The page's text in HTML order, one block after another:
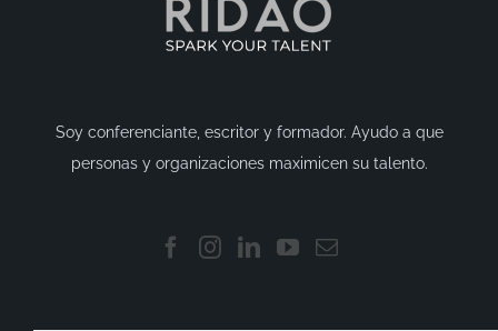
Soy conferenciante, escritor y formador. Ayudo a que
personas y organizaciones maximicen su talento.